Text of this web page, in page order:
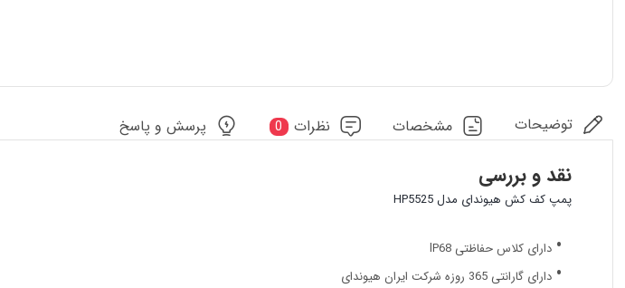
توضیحات مشخصات نظرات 0 پرسش و پاسخ
نقد و بررسی
پمپ کف کش هیوندای مدل HP5525
دارای کلاس حفاظتی lP68
دارای گارانتی 365 روزه شرکت ایران هیوندای